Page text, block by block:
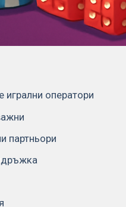
игрални оператори
партньори